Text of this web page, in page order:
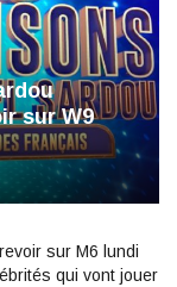
sur W9
sur M6 lundi
qui vont jouer